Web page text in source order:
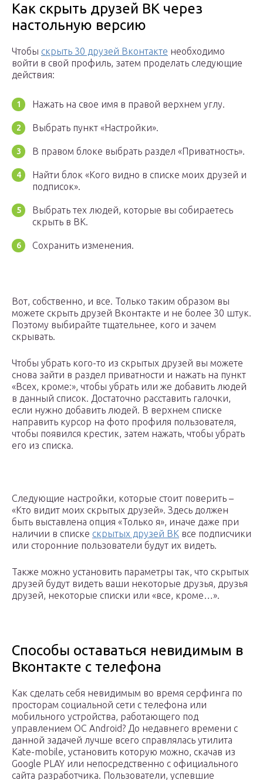
Как скрыть друзей ВК через
настольную версию
Чтобы скрыть 30 друзей Вконтакте необходимо
войти в свой профиль, затем проделать следующие
действия:
Нажать на свое имя в правой верхнем углу.
Выбрать пункт «Настройки».
В правом блоке выбрать раздел «Приватность».
Найти блок «Кого видно в списке моих друзей и
подписок».
Выбрать тех людей, которые вы собираетесь
скрыть в ВК.
Сохранить изменения.
Вот, собственно, и все. Только таким образом вы
можете скрыть друзей Вконтакте и не более 30 штук.
Поэтому выбирайте тщательнее, кого и зачем
скрывать.
Чтобы убрать кого-то из скрытых друзей вы можете
снова зайти в раздел приватности и нажать на пункт
«Всех, кроме:», чтобы убрать или же добавить людей
в данный список. Достаточно расставить галочки,
если нужно добавить людей. В верхнем списке
направить курсор на фото профиля пользователя,
чтобы появился крестик, затем нажать, чтобы убрать
его из списка.
Следующие настройки, которые стоит поверить –
«Кто видит моих скрытых друзей». Здесь должен
быть выставлена опция «Только я», иначе даже при
наличии в списке скрытых друзей ВК все подписчики
или сторонние пользователи будут их видеть.
Также можно установить параметры так, что скрытых
друзей будут видеть ваши некоторые друзья, друзья
друзей, некоторые списки или «все, кроме…».
Способы оставаться невидимым в
Вконтакте с телефона
Как сделать себя невидимым во время серфинга по
просторам социальной сети с телефона или
мобильного устройства, работающего под
управлением ОС Android? До недавнего времени с
данной задачей лучше всего справлялась утилита
Kate-mobile, установить которую можно, скачав из
Google PLAY или непосредственно с официального
сайта разработчика. Пользователи, успевшие